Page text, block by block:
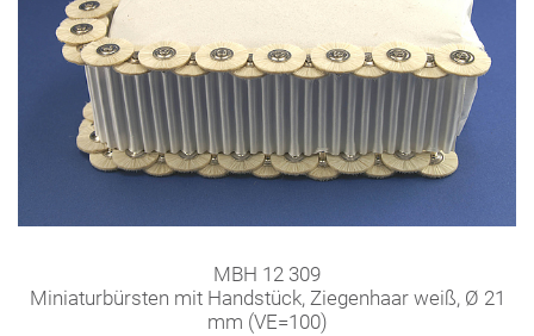
MBH 12 309
Miniaturbürsten mit Handstück, Ziegenhaar weiß, Ø 21
mm (VE=100)